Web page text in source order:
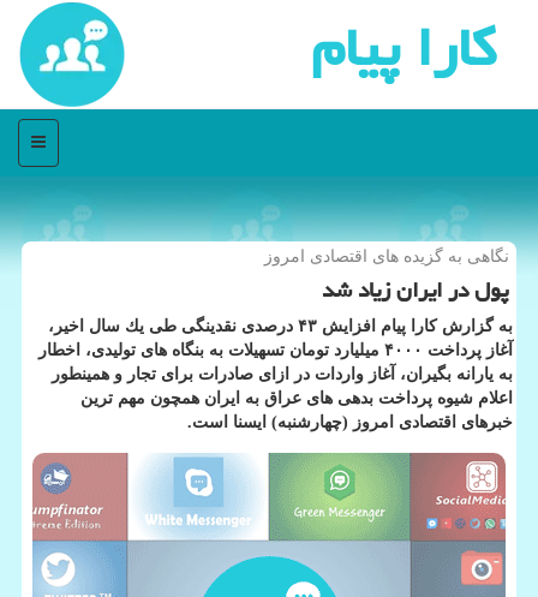
كارا پیام
منو
نگاهی به گزیده های اقتصادی امروز
پول در ایران زیاد شد
به گزارش كارا پیام افزایش ۴۳ درصدی نقدینگی طی یك سال اخیر،
آغاز پرداخت ۴۰۰۰ میلیارد تومان تسهیلات به بنگاه های تولیدی، اخطار
به یارانه بگیران، آغاز واردات در ازای صادرات برای تجار و همینطور
اعلام شیوه پرداخت بدهی های عراق به ایران همچون مهم ترین
خبرهای اقتصادی امروز (چهارشنبه) ایسنا است.